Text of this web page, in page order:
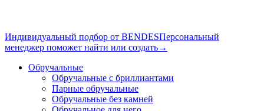
Индивидуальный подбор от BENDESПерсональный
менеджер поможет найти или создать→
Обручальные
Обручальные с бриллиантами
Парные обручальные
Обручальные без камней